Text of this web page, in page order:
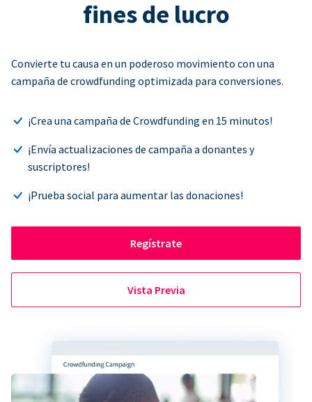
fines de lucro
Convierte tu causa en un poderoso movimiento con una
campaña de crowdfunding optimizada para conversiones.
¡Crea una campaña de Crowdfunding en 15 minutos!
¡Envía actualizaciones de campaña a donantes y
suscriptores!
¡Prueba social para aumentar las donaciones!
Regístrate
Vista Previa